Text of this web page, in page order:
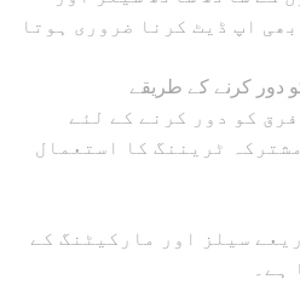
اپ ڈیٹ کرنا ضروری ہوتا
دور کرنے کے طریقے
کو دور کرنے کے لئے
ٹریننگ کا استعمال
سیلز اور مارکیٹنگ کے
ہے۔